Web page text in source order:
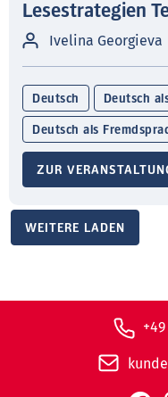
Lesestrategien
Ivelina Georgieva
Deutsch Deutsch
Deutsch als
ZUR
WEITERE LADEN